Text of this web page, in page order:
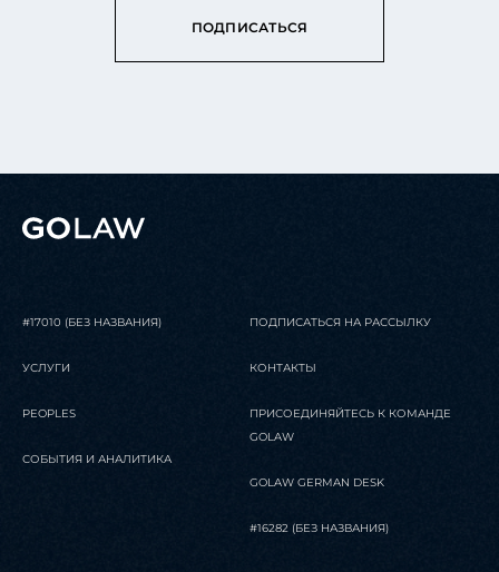
ПОДПИСАТЬСЯ
#17010 (БЕЗ НАЗВАНИЯ)
УСЛУГИ
PEOPLES
СОБЫТИЯ И АНАЛИТИКА
ПОДПИСАТЬСЯ НА РАССЫЛКУ
КОНТАКТЫ
ПРИСОЕДИНЯЙТЕСЬ К КОМАНДЕ
GOLAW
GOLAW GERMAN DESK
#16282 (БЕЗ НАЗВАНИЯ)